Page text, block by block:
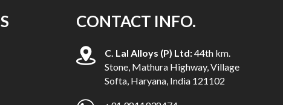
CONTACT INFO.
C. Lal Alloys (P) Ltd:44th km.
Stone, Mathura Highway, Village
Softa, Haryana, India 121102